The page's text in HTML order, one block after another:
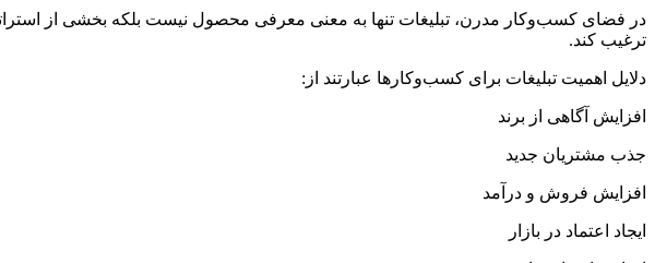
در فضای کسب‌وکار مدرن، تبلیغات تنها به معنی معرفی محصول نیست بلکه بخشی از
ترغیب کند.
دلایل اهمیت تبلیغات برای کسب‌وکارها عبارتند از:
افزایش آگاهی از برند
جذب مشتریان جدید
افزایش فروش و درآمد
ایجاد اعتماد در بازار